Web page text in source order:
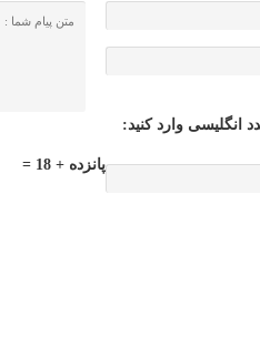
انگلیسی وارد کنید:
پانزده + 18 =